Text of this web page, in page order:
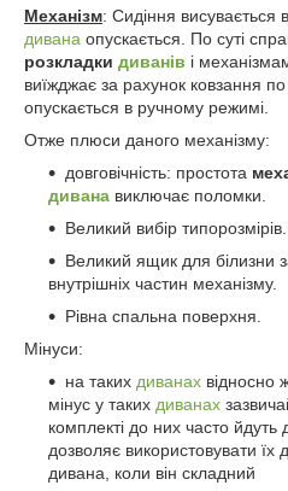
Механізм: Сидіння висувається
дивана опускається. По суті
розкладки диванів і
виїжджає за рахунок ковзання
опускається в ручному режимі.
Отже плюси даного механізму:
довговічність: простота
дивана виключає поломки.
Великий вибір типорозмірів.
Великий ящик для білизни
внутрішніх частин механізму.
Рівна спальна поверхня.
Мінуси:
на таких диванах відносно
мінус у таких диванах
комплекті до них часто йдуть
дозволяє використовувати
дивана, коли він складний